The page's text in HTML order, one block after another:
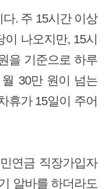
. 주 15시간 이상
나오지만, 15시
을 기준으로 하루
30만 원이 넘는
휴가 15일이 주어
연금 직장가입자
알바를 하더라도